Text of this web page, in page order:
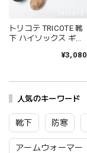
人気のキーワード
靴下 防寒
アームウォーマー
トリコテ TRICOTE 靴
下 ハイソックス ギャ
クス レディース おし
ト プレゼント レッド
25cm TR53SO040
Tr002
¥3,080